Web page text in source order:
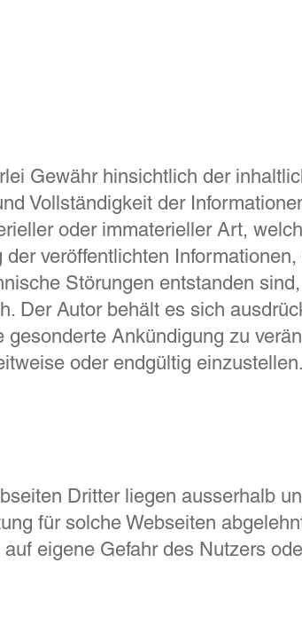
Gewähr hinsichtlich der
Vollständigkeit der
oder immaterieller Art,
veröffentlichten
Störungen entstanden
Der Autor behält es sich
gesonderte Ankündigung zu
oder endgültig einzustellen.
Dritter liegen ausserhalb
für solche Webseiten
eigene Gefahr des Nutzers